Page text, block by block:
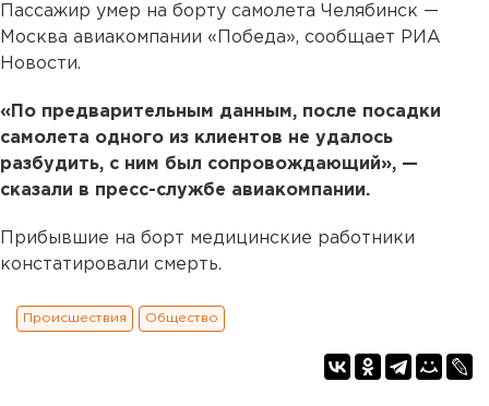
Пассажир умер на борту самолета Челябинск —
Москва авиакомпании «Победа», сообщает РИА
Новости.
«По предварительным данным, после посадки
самолета одного из клиентов не удалось
разбудить, с ним был сопровождающий», —
сказали в пресс-службе авиакомпании.
Прибывшие на борт медицинские работники
констатировали смерть.
Происшествия Общество